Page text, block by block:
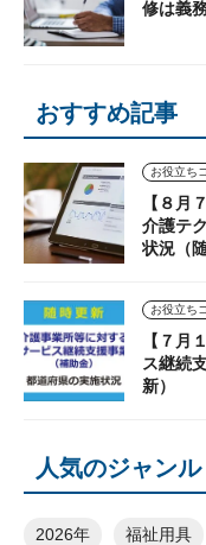
修は義
おすすめ記事
【８月
介護テ
状況（
【７月
ス継続
新）
人気のジャンル
2026年 福祉用具